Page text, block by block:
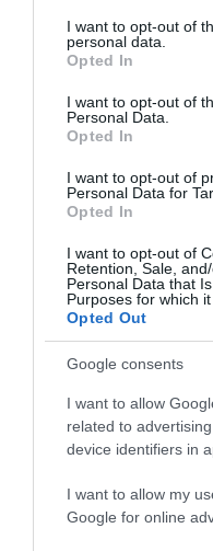
not limited to your visit or
grant or deny consent to
use your data for below
consent section.
I want to opt-out of
personal data.
Opted In
I want to opt-out of
Personal Data.
Opted In
I want to opt-out of
Personal Data for
Opted In
I want to opt-out of
Retention, Sale,
Personal Data that
Purposes for which it
Opted Out
Google consents
I want to allow
related to
device identifiers in
I want to allow my
Google for online
Hőhullám után: jön-e
Rekord hőhullámon
kultúrnövényeinket
hidegfront környezetében